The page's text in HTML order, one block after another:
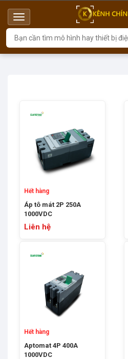
Menu
Top
Hết hàng
Áp tô mát 2P 250A
1000VDC
Liên hệ
Hết hàng
Aptomat 4P 400A
1000VDC